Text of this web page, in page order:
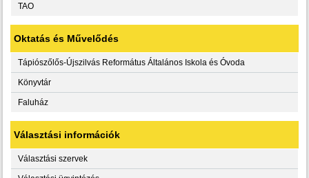
TAO
Oktatás és Művelődés
Tápiószőlős-Újszilvás Református Általános Iskola és Óvoda
Könyvtár
Faluház
Választási információk
Választási szervek